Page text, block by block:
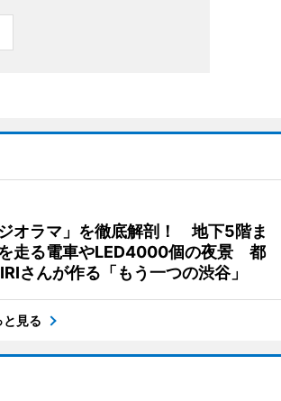
オラマ」を徹底解剖！ 地下5階ま
走る電車やLED4000個の夜景 都
さんが作る「もう一つの渋谷」
と見る